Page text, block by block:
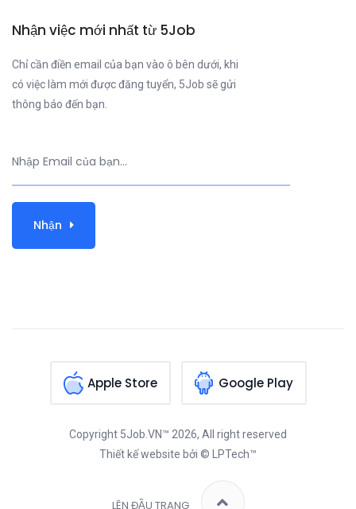
Nhận việc mới nhất từ 5Job
Chỉ cần điền email của bạn vào ô bên dưới, khi
có việc làm mới được đăng tuyển, 5Job sẽ gửi
thông báo đến bạn.
Nhận
Apple Store Google Play
Copyright 5Job.VN™ 2026, All right reserved
Thiết kế website bởi © LPTech™
LÊN ĐẦU TRANG